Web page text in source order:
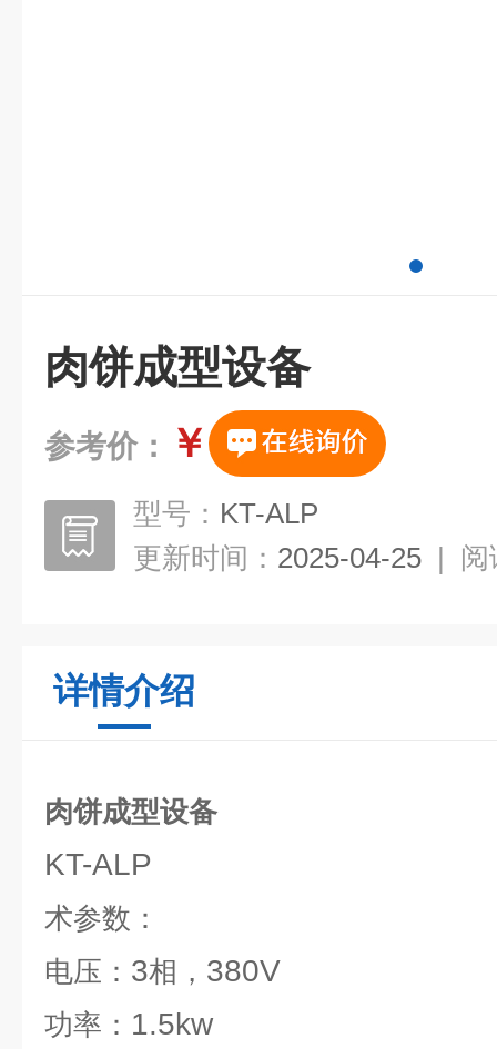
肉饼成型设备
参考价： ￥
型号： KT-ALP
更新时间： 2025-04-25 | 阅
详情介绍
肉饼成型设备
KT-ALP
术参数：
电压： 3相， 380V
功率： 1.5kw